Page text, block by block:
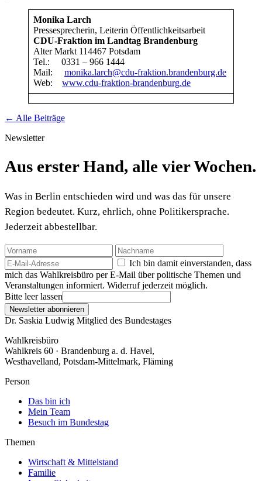
Monika Larch
Pressesprecherin, Leiterin Öffentlichkeitsarbeit
CDU-Fraktion im Landtag Brandenburg
Alter Markt 114467 Potsdam
Tel.: 0331 – 966 1444
Mail: monika.larch@cdu-fraktion.brandenburg.de
Web: www.cdu-fraktion-brandenburg.de
← Alle Beiträge
Newsletter
Aus erster Hand, alle vier Wochen.
Was in Berlin entschieden wird und was das für unsere
Region bedeutet. Kurz, ehrlich, ohne Politikersprache.
Jederzeit abbestellbar.
Ich bin damit einverstanden, dass
mich das Wahlkreisbüro per E-Mail über politische Themen und
Veranstaltungen informiert. Widerruf jederzeit möglich.
Bitte leer lassen
Newsletter abonnieren
Dr. Saskia Ludwig Mitglied des Bundestages
Wahlkreisbüro
Wahlkreis 60 · Brandenburg a. d. Havel,
Westhavelland, Potsdam-Mittelmark, Fläming
Person
Das bin ich
Mein Team
Besuch im Bundestag
Themen
Wirtschaft & Mittelstand
Familie